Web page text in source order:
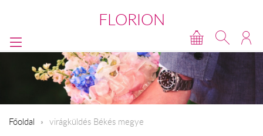
FLORION
Főoldal virágküldés Békés megye